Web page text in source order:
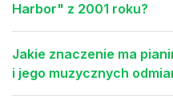
Harbor" z 2001 roku?
Jakie znaczenie ma
i jego muzycznych